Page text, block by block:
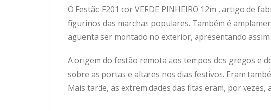
O Festão F201 cor VERDE PINHEIRO 12m , artigo de
figurinos das marchas populares. Também é
aguenta ser montado no exterior, apresentando assim
A origem do festão remota aos tempos dos gregos e
sobre as portas e altares nos dias festivos. Eram
Mais tarde, as extremidades das fitas eram, por